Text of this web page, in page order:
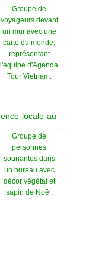
Groupe de
voyageurs devant
un mur avec une
carte du monde,
représentant
l'équipe d'Agenda
Tour Vietnam.
Groupe de
personnes
souriantes dans
un bureau avec
décor végétal et
sapin de Noël.